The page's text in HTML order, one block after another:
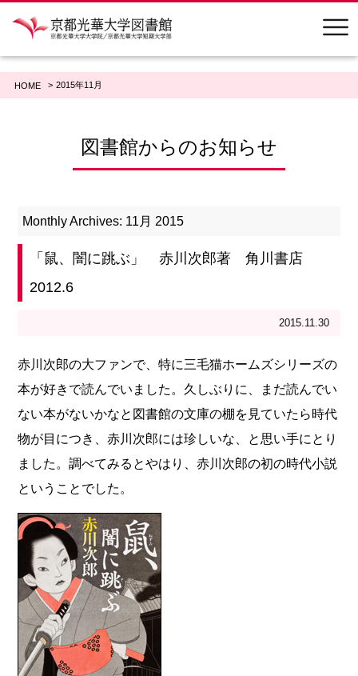
HOME 2015年11月
図書館からのお知らせ
Monthly Archives: 11月 2015
「鼠、闇に跳ぶ」 赤川次郎著 角川書店
2012.6
2015.11.30
赤川次郎の大ファンで、特に三毛猫ホームズシリーズの
本が好きで読んでいました。久しぶりに、まだ読んでい
ない本がないかなと図書館の文庫の棚を見ていたら時代
物が目につき、赤川次郎には珍しいな、と思い手にとり
ました。調べてみるとやはり、赤川次郎の初の時代小説
ということでした。